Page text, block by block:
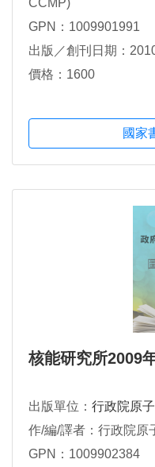
CCMP)
GPN：1009901991
出版／創刊日期：
價格：1600
國家
核能研究所2009
出版單位： 行政院原
作/編/譯者：行政院原
GPN：1009902384